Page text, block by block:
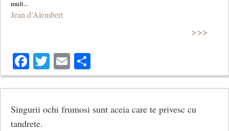
Jean d’Alembert
>>>
Facebook
Twitter
Email
Singurii ochi frumosi sunt aceia care te privesc cu
tandrete.